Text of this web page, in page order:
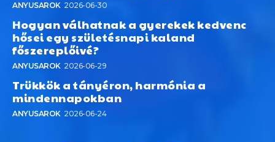
ANYUSAROK 2026-06-30
Hogyan válhatnak a gyerekek kedvenc
hősei egy születésnapi kaland
főszereplőivé?
ANYUSAROK 2026-06-29
Trükkök a tányéron, harmónia a
mindennapokban
ANYUSAROK 2026-06-24